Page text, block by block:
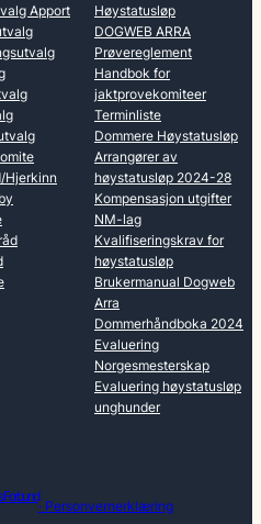
Apport
Hjerkinn
Høystatusløp
DOGWEB ARRA
Prøvereglement
Handbok for
jaktprovekomiteer
Terminliste
Dommere Høystatusløp
Arrangører av
høystatusløp 2024-28
Kompensasjon utgifter
NM-lag
Kvalifiseringskrav for
høystatusløp
Brukermanual Dogweb
Arra
Dommerhåndboka 2024
Evaluering
Norgesmesterskap
Evaluering høystatusløp
unghunder
Forbund
· Personvernerklæring